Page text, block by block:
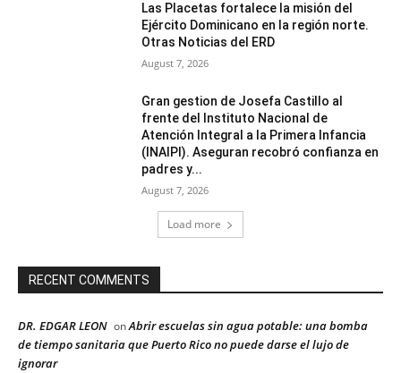
Las Placetas fortalece la misión del
Ejército Dominicano en la región norte.
Otras Noticias del ERD
August 7, 2026
Gran gestion de Josefa Castillo al
frente del Instituto Nacional de
Atención Integral a la Primera Infancia
(INAIPI). Aseguran recobró confianza en
padres y...
August 7, 2026
Load more
RECENT COMMENTS
DR. EDGAR LEON onAbrir escuelas sin agua potable: una bomba
de tiempo sanitaria que Puerto Rico no puede darse el lujo de
ignorar